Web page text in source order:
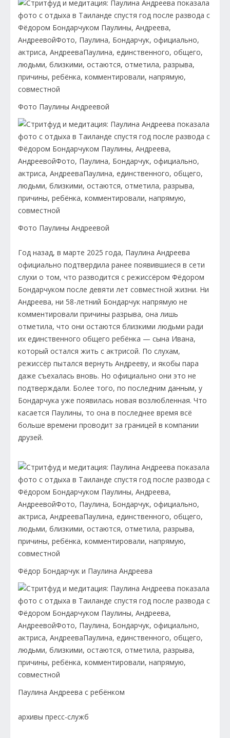
Фото Паулины Андреевой
Фото Паулины Андреевой
Год назад, в марте 2025 года, Паулина Андреева
официально подтвердила ранее появившиеся в сети
слухи о том, что разводится с режиссёром Фёдором
Бондарчуком после девяти лет совместной жизни. Ни
Андреева, ни 58-летний Бондарчук напрямую не
комментировали причины разрыва, она лишь
отметила, что они остаются близкими людьми ради
их единственного общего ребёнка — сына Ивана,
который остался жить с актрисой. По слухам,
режиссёр пытался вернуть Андрееву, и якобы пара
даже съехалась вновь. Но официально они это не
подтверждали. Более того, по последним данным, у
Бондарчука уже появилась новая возлюбленная. Что
касается Паулины, то она в последнее время всё
больше времени проводит за границей в компании
друзей.
Фёдор Бондарчук и Паулина Андреева
Паулина Андреева с ребёнком
архивы пресс-служб